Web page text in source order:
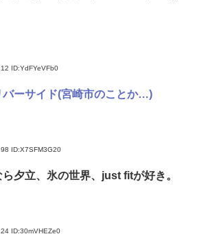
ID:YdFYeVFb0
バーサイド(宮崎市のことか…)
ID:X7SFM3G20
ら夕立、氷の世界、just fitが好き。
ID:30mVHEZe0